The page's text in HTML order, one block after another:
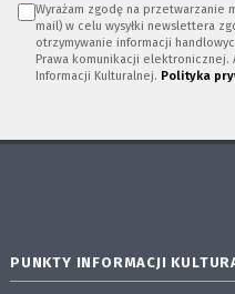
Wyrażam zgodę na przetwarzanie
mail) w celu wysyłki newslettera
otrzymywanie informacji
Prawa komunikacji elektronicznej.
Informacji Kulturalnej. Polityka
PUNKTY INFORMACJI